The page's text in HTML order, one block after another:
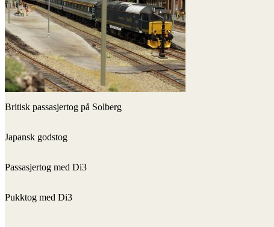
Britisk passasjertog på Solberg
Japansk godstog
Passasjertog med Di3
Pukktog med Di3